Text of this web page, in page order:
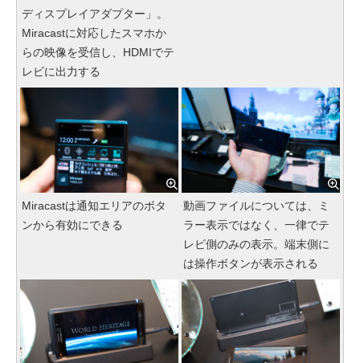
ディスプレイアダプター」。
Miracastに対応したスマホか
らの映像を受信し、HDMIでテ
レビに出力する
Miracastは通知エリアのボタ
ンから有効にできる
動画ファイルについては、ミ
ラー表示ではなく、一律でテ
レビ側のみの表示。端末側に
は操作ボタンが表示される